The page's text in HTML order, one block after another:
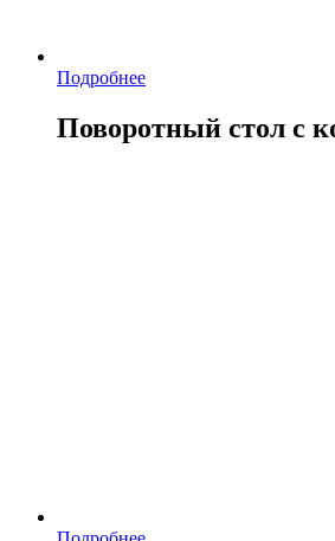
Подробнее
Поворотный стол с